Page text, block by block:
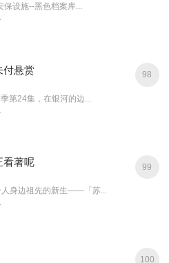
设施--黑色档案库...
付悬赏
第24集，在银河的边...
98
看著呢
人身边祖先的新生——「苏...
99
100